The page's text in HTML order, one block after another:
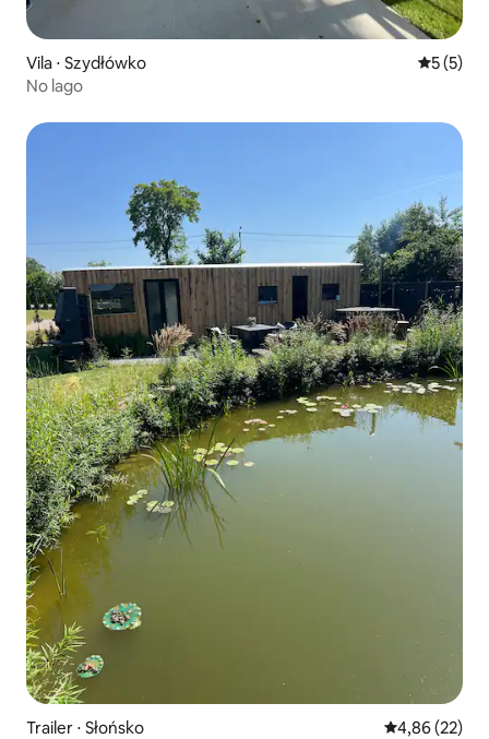
Vila ⋅ Szydłówko 5 de
5 (5)
No lago
Trailer ⋅ Słońsko 4,86 de uma
4,86 (22)